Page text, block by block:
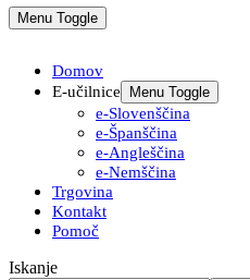
Menu Toggle
Domov
E-učilnice
Menu Toggle
e-Slovenščina
e-Španščina
e-Angleščina
e-Nemščina
Trgovina
Kontakt
Pomoč
Iskanje